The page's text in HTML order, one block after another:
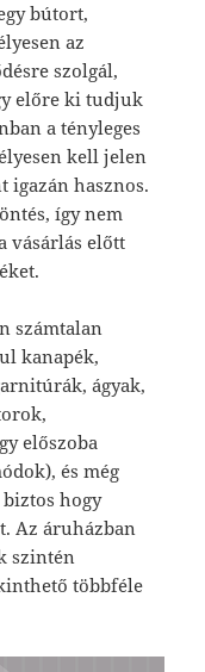
bútort,
az
szolgál,
előre ki tudjuk
a tényleges
kell jelen
igazán hasznos.
így nem
vásárlás előtt
számtalan
kanapék,
ágyak,
előszoba
és még
hogy
Az áruházban
szintén
többféle